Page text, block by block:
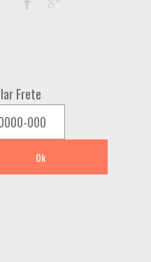
Frete
Ok